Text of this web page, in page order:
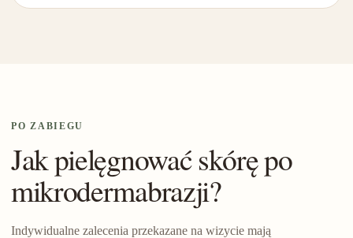
PO ZABIEGU
Jak pielęgnować skórę po
mikrodermabrazji?
Indywidualne zalecenia przekazane na wizycie mają